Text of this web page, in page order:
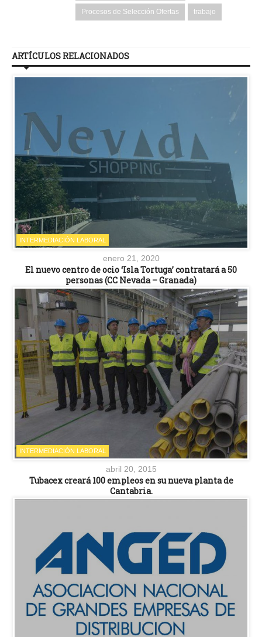
Procesos de Selección Ofertas trabajo
ARTÍCULOS RELACIONADOS
INTERMEDIACIÓN LABORAL
enero 21, 2020
El nuevo centro de ocio ‘Isla Tortuga’ contratará a 50
personas (CC Nevada – Granada)
INTERMEDIACIÓN LABORAL
abril 20, 2015
Tubacex creará 100 empleos en su nueva planta de
Cantabria.